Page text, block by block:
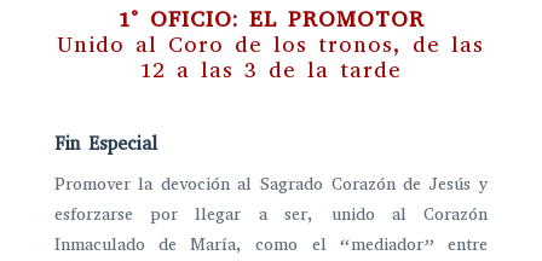
1° OFICIO: EL PROMOTOR
Unido al Coro de los tronos, de las
12 a las 3 de la tarde
Fin Especial
Promover la devoción al Sagrado Corazón de Jesús y
esforzarse por llegar a ser, unido al Corazón
Inmaculado de María, como el “mediador” entre